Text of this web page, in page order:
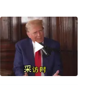
我们说话吗
花奖发言
被完全摧毁